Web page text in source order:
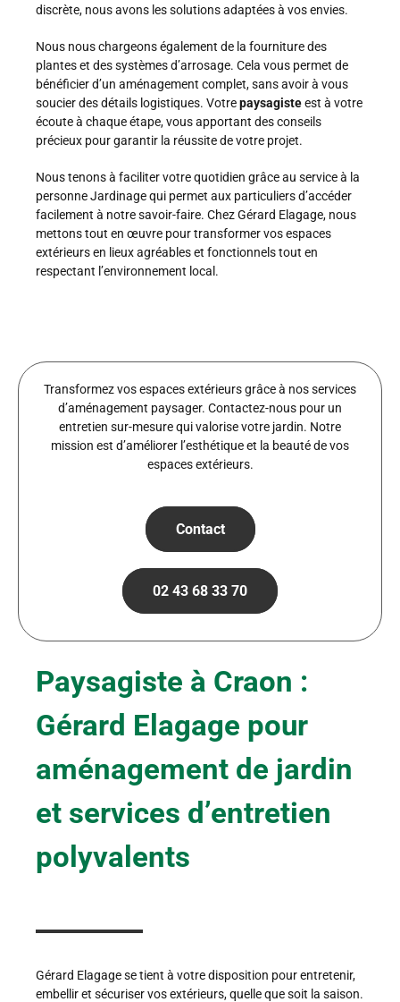
discrète, nous avons les solutions adaptées à vos envies.
Nous nous chargeons également de la fourniture des
plantes et des systèmes d’arrosage. Cela vous permet de
bénéficier d’un aménagement complet, sans avoir à vous
soucier des détails logistiques. Votrepaysagisteest à votre
écoute à chaque étape, vous apportant des conseils
précieux pour garantir la réussite de votre projet.
Nous tenons à faciliter votre quotidien grâce au service à la
personne Jardinage qui permet aux particuliers d’accéder
facilement à notre savoir-faire. Chez Gérard Elagage, nous
mettons tout en œuvre pour transformer vos espaces
extérieurs en lieux agréables et fonctionnels tout en
respectant l’environnement local.
Transformez vos espaces extérieurs grâce à nos services
d’aménagement paysager. Contactez-nous pour un
entretien sur-mesure qui valorise votre jardin. Notre
mission est d’améliorer l’esthétique et la beauté de vos
espaces extérieurs.
Contact
02 43 68 33 70
Paysagiste à Craon :
Gérard Elagage pour
aménagement de jardin
et services d’entretien
polyvalents
Gérard Elagage se tient à votre disposition pour entretenir,
embellir et sécuriser vos extérieurs, quelle que soit la saison.